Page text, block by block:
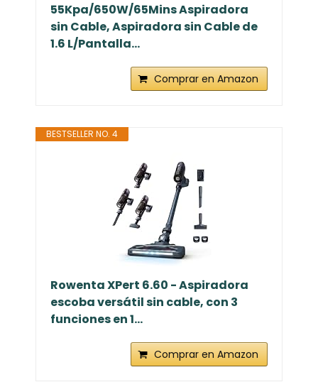
55Kpa/650W/65Mins Aspiradora
sin Cable, Aspiradora sin Cable de
1.6 L/Pantalla...
Comprar en Amazon
BESTSELLER NO. 4
Rowenta XPert 6.60 - Aspiradora
escoba versátil sin cable, con 3
funciones en 1...
Comprar en Amazon